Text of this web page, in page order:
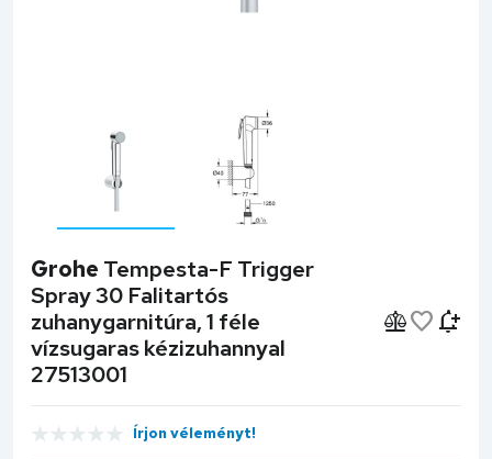
Grohe Tempesta-F Trigger
Spray 30 Falitartós
zuhanygarnitúra, 1 féle
vízsugaras kézizuhannyal
27513001
Írjon véleményt!